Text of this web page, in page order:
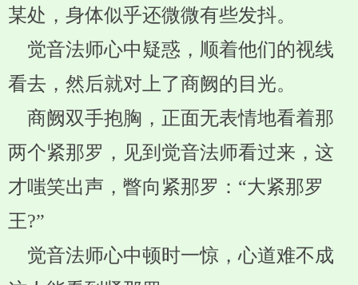
某处，身体似乎还微微有些发抖。
觉音法师心中疑惑，顺着他们的视线
看去，然后就对上了商阙的目光。
商阙双手抱胸，正面无表情地看着那
两个紧那罗，见到觉音法师看过来，这
才嗤笑出声，瞥向紧那罗：“大紧那罗
王?”
觉音法师心中顿时一惊，心道难不成